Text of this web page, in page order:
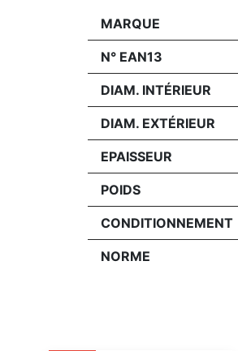
MARQUE
N° EAN13
DIAM. INTÉRIEUR
DIAM. EXTÉRIEUR
EPAISSEUR
POIDS
CONDITIONNEMENT
NORME